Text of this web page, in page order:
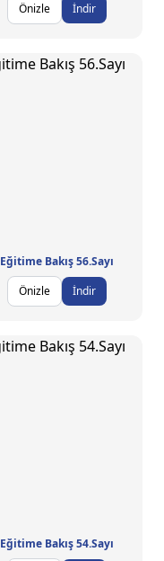
Önizle
İndir
Eğitime Bakış 56.Sayı
Önizle
İndir
Eğitime Bakış 54.Sayı